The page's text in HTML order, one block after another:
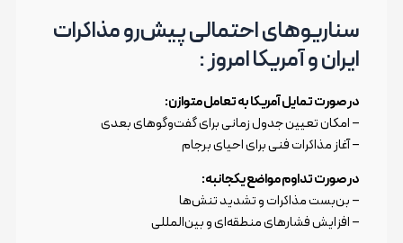
سناریوهای احتمالی پیش‌رو مذاکرات
ایران و آمریکا امروز :
در صورت تمایل آمریکا به تعامل متوازن:
– امکان تعیین جدول زمانی برای گفت‌وگوهای بعدی
– آغاز مذاکرات فنی برای احیای برجام
در صورت تداوم مواضع یکجانبه:
– بن‌بست مذاکرات و تشدید تنش‌ها
– افزایش فشارهای منطقه‌ای و بین‌المللی